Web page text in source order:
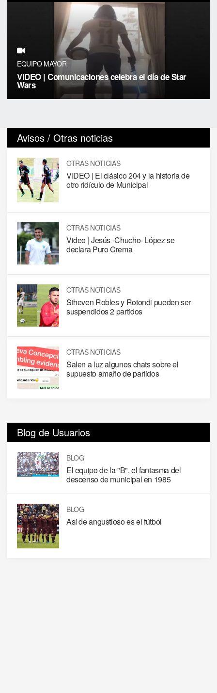
EQUIPO MAYOR
VIDEO | Comunicaciones celebra el día de Star
Wars
Avisos / Otras noticias
OTRAS NOTICIAS
VIDEO | El clásico 204 y la historia de
otro ridículo de Municipal
OTRAS NOTICIAS
Video | Jesús -Chucho- López se
declara Puro Crema
OTRAS NOTICIAS
Stheven Robles y Rotondi pueden ser
suspendidos 2 partidos
OTRAS NOTICIAS
Salen a luz algunos chats sobre el
supuesto amaño de partidos
Blog de Usuarios
BLOG
El equipo de la "B", el fantasma del
descenso de municipal en 1985
BLOG
Así de angustioso es el fútbol